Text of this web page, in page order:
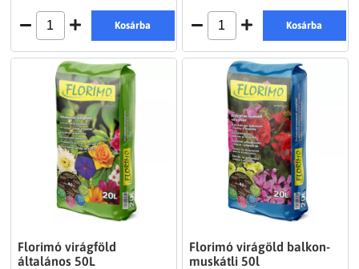
Kosárba Kosárba
Florimó virágföld
általános 50L
Florimó virágöld balkon-
muskátli 50l